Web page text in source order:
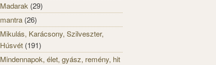
Madarak (29)
mantra (26)
Mikulás, Karácsony, Szilveszter,
Húsvét (191)
Mindennapok, élet, gyász, remény, hit